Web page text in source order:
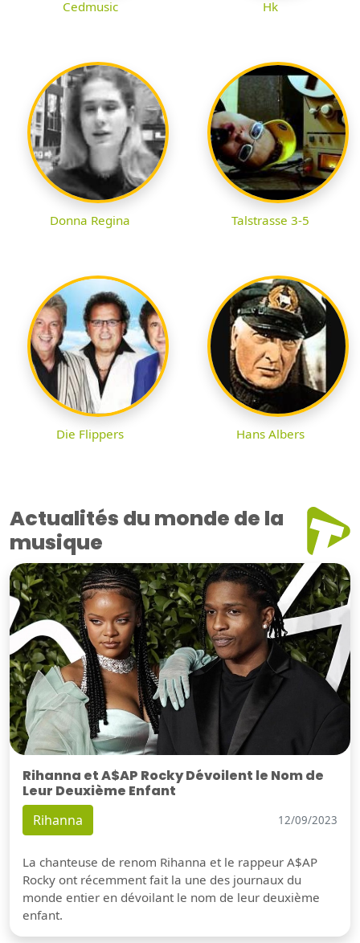
Cedmusic Hk
Donna Regina Talstrasse 3-5
Die Flippers Hans Albers
Actualités du monde de la
musique
Rihanna et A$AP Rocky Dévoilent le Nom de
Leur Deuxième Enfant
Rihanna 12/09/2023
La chanteuse de renom Rihanna et le rappeur A$AP
Rocky ont récemment fait la une des journaux du
monde entier en dévoilant le nom de leur deuxième
enfant.